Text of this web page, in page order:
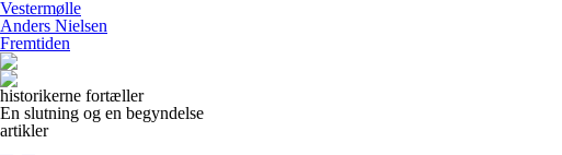
Vestermølle
Anders Nielsen
Fremtiden
historikerne fortæller
En slutning og en begyndelse
artikler